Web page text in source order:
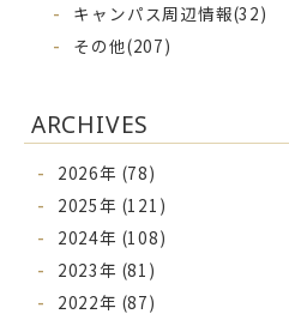
キャンパス周辺情報(32)
その他(207)
ARCHIVES
2026年 (78)
2025年 (121)
2024年 (108)
2023年 (81)
2022年 (87)